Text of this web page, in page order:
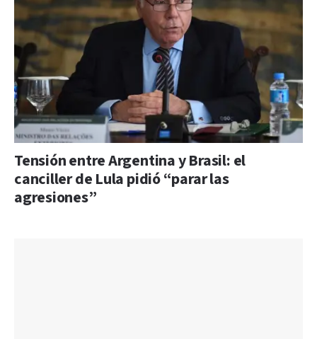
Tensión entre Argentina y Brasil: el
canciller de Lula pidió “parar las
agresiones”